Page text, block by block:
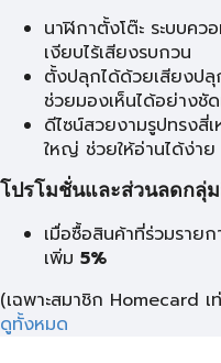
นาฬิกาตั้งโต๊ะ ระบบคว
เงียบไร้เสียงรบกวน
ตั้งปลุกได้ด้วยเสียงป
ช่วยมองเห็นได้อย่างชัด
ดีไซน์สวยงามรูปทรงสี่
ใหญ่ ช่วยให้อ่านได้ง่าย
โปรโมชั่นและส่วนลดกลุ่
เมื่อซื้อสินค้าที่ร่วมราย
เพิ่ม 5%
(เฉพาะสมาชิก Homecard เ
ดูทั้งหมด